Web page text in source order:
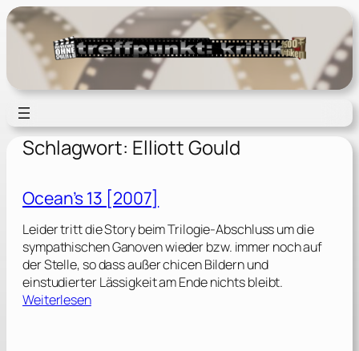
Zum
Inhalt
springen
Schlagwort: Elliott Gould
Ocean’s 13 [2007]
Leider tritt die Story beim Trilogie-Abschluss um die
sympathischen Ganoven wieder bzw. immer noch auf
der Stelle, so dass außer chicen Bildern und
einstudierter Lässigkeit am Ende nichts bleibt.
Weiterlesen: